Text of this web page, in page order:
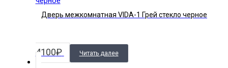
Дверь межкомнатная VIDA-1 Грей стекло черное
4100₽ Читать далее